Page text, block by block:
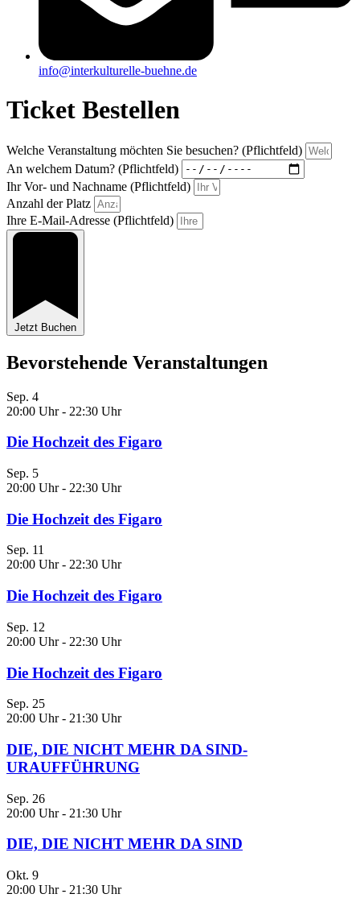
info@interkulturelle-buehne.de
Ticket Bestellen
Welche Veranstaltung möchten Sie besuchen? (Pflichtfeld)
An welchem Datum? (Pflichtfeld)
Ihr Vor- und Nachname (Pflichtfeld)
Anzahl der Platz
Ihre E-Mail-Adresse (Pflichtfeld)
Jetzt Buchen
Bevorstehende Veranstaltungen
Sep. 4
20:00 Uhr- 22:30 Uhr
Die Hochzeit des Figaro
Sep. 5
20:00 Uhr- 22:30 Uhr
Die Hochzeit des Figaro
Sep. 11
20:00 Uhr- 22:30 Uhr
Die Hochzeit des Figaro
Sep. 12
20:00 Uhr- 22:30 Uhr
Die Hochzeit des Figaro
Sep. 25
20:00 Uhr- 21:30 Uhr
DIE, DIE NICHT MEHR DA SIND-
URAUFFÜHRUNG
Sep. 26
20:00 Uhr- 21:30 Uhr
DIE, DIE NICHT MEHR DA SIND
Okt. 9
20:00 Uhr- 21:30 Uhr